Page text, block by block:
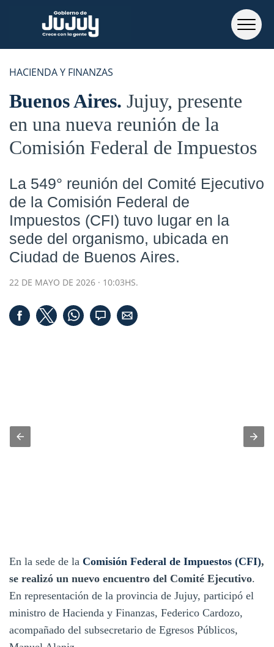
HACIENDA Y FINANZAS
Buenos Aires Jujuy, presente
en una nueva reunión de la
Comisión Federal de Impuestos
La 549° reunión del Comité Ejecutivo
de la Comisión Federal de
Impuestos (CFI) tuvo lugar en la
sede del organismo, ubicada en
Ciudad de Buenos Aires.
22 DE MAYO DE 2026 · 10:03HS.
En la sede de la Comisión Federal de Impuestos (CFI),
se realizó un nuevo encuentro del Comité Ejecutivo.
En representación de la provincia de Jujuy, participó el
ministro de Hacienda y Finanzas, Federico Cardozo,
acompañado del subsecretario de Egresos Públicos,